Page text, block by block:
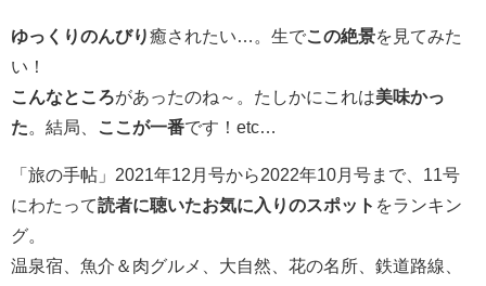
ゆっくりのんびり癒されたい…。生でこの絶景を見てみた
い！
こんなところがあったのね～。たしかにこれは美味かっ
た。結局、 ここが一番です！etc…
「旅の手帖」2021年12月号から2022年10月号まで、11号
にわたって読者に聴いたお気に入りのスポット をランキン
グ。
温泉宿、魚介＆肉グルメ、大自然、花の名所、鉄道路線、